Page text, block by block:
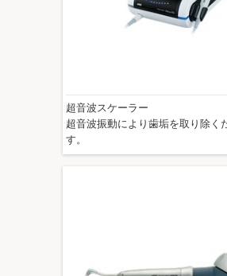
超音波スケーラー
超音波振動により歯垢を取り除く
す。